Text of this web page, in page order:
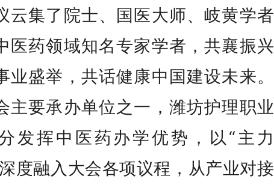
云集了院士、国医大师、岐黄学者
医药领域知名专家学者，共襄振兴
业盛举，共话健康中国建设未来。
主要承办单位之一，潍坊护理职业
发挥中医药办学优势，以“主力
度融入大会各项议程，从产业对接